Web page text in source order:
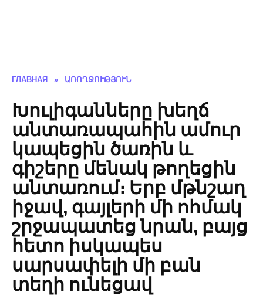
ГЛАВНАЯ » ԱՌՈՂՋՈՒԹՅՈՒՆ
Խուլիգանները խեղճ
անտառապահին ամուր
կապեցին ծառին և
գիշերը մենակ թողեցին
անտառում։ Երբ մթնշաղ
իջավ, գայլերի մի ոհմակ
շրջապատեց նրան, բայց
հետո իսկապես
սարսափելի մի բան
տեղի ունեցավ